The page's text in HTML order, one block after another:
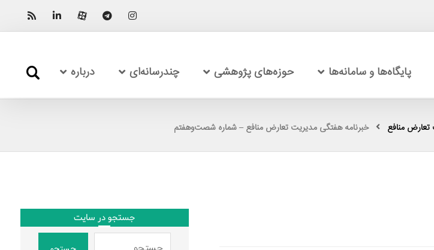
پایگاه‌ها و سامانه‌ها حوزه‌های پژوهشی چندرسانه‌ای درباره
منافع خبرنامه هفتگی مدیریت تعارض منافع – شماره شصت‌وهفتم
جستجو در سایت